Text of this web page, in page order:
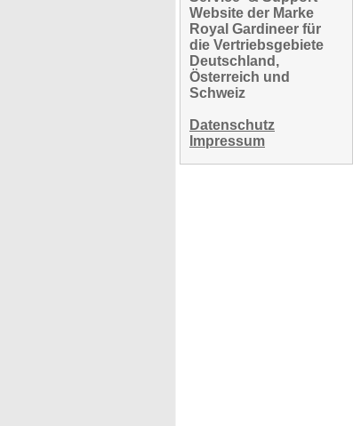
Website der Marke
Royal Gardineer für
die Vertriebsgebiete
Deutschland,
Österreich und
Schweiz
Datenschutz
Impressum